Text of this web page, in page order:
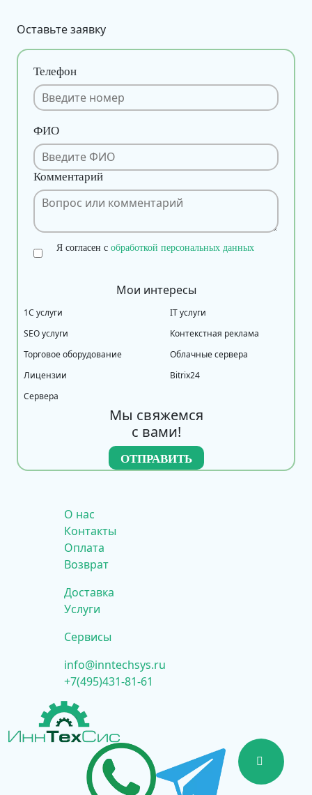
Оставьте заявку
Телефон
ФИО
Комментарий
Я согласен с обработкой персональных данных
Мои интересы
1С услуги
IT услуги
SEO услуги
Контекстная реклама
Торговое оборудование
Облачные сервера
Лицензии
Bitrix24
Сервера
Мы свяжемся
с вами!
О нас
Контакты
Оплата
Возврат
Доставка
Услуги
Сервисы
info@inntechsys.ru
+7(495)431-81-61